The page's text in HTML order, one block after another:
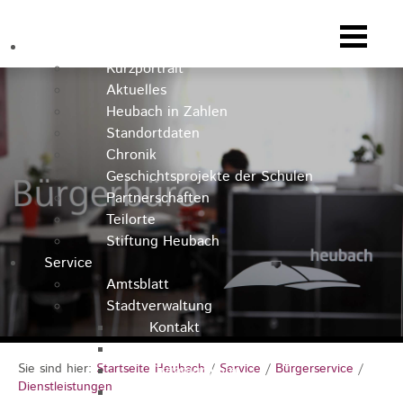
Kurzportrait
Aktuelles
Heubach in Zahlen
Standortdaten
Chronik
Geschichtsprojekte der Schulen
Partnerschaften
Teilorte
Stiftung Heubach
Service
Amtsblatt
Stadtverwaltung
Kontakt
Rathausteam
Organigramm
Sie sind hier: Startseite Heubach / Service / Bürgerservice /
Dienstleistungen